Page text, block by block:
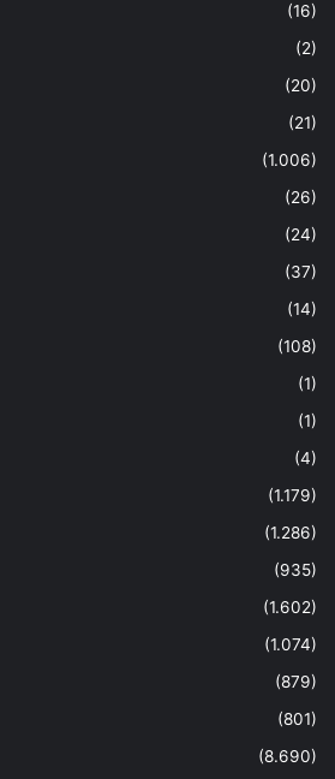
(16)
(2)
(20)
(21)
(1.006)
(26)
(24)
(37)
(14)
(108)
(1)
(1)
(4)
(1.179)
(1.286)
(935)
(1.602)
(1.074)
(879)
(801)
(8.690)